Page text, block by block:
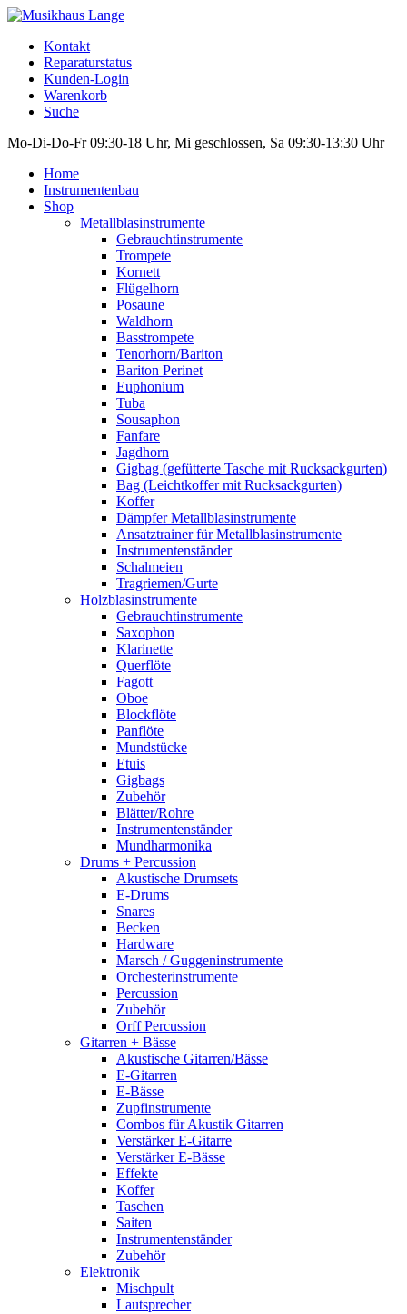
Kontakt
Reparaturstatus
Kunden-Login
Warenkorb
Suche
Mo-Di-Do-Fr 09:30-18 Uhr, Mi geschlossen, Sa 09:30-13:30 Uhr
Home
Instrumentenbau
Shop
Metallblasinstrumente
Gebrauchtinstrumente
Trompete
Kornett
Flügelhorn
Posaune
Waldhorn
Basstrompete
Tenorhorn/Bariton
Bariton Perinet
Euphonium
Tuba
Sousaphon
Fanfare
Jagdhorn
Gigbag (gefütterte Tasche mit Rucksackgurten)
Bag (Leichtkoffer mit Rucksackgurten)
Koffer
Dämpfer Metallblasinstrumente
Ansatztrainer für Metallblasinstrumente
Instrumentenständer
Schalmeien
Tragriemen/Gurte
Holzblasinstrumente
Gebrauchtinstrumente
Saxophon
Klarinette
Querflöte
Fagott
Oboe
Blockflöte
Panflöte
Mundstücke
Etuis
Gigbags
Zubehör
Blätter/Rohre
Instrumentenständer
Mundharmonika
Drums + Percussion
Akustische Drumsets
E-Drums
Snares
Becken
Hardware
Marsch / Guggeninstrumente
Orchesterinstrumente
Percussion
Zubehör
Orff Percussion
Gitarren + Bässe
Akustische Gitarren/Bässe
E-Gitarren
E-Bässe
Zupfinstrumente
Combos für Akustik Gitarren
Verstärker E-Gitarre
Verstärker E-Bässe
Effekte
Koffer
Taschen
Saiten
Instrumentenständer
Zubehör
Elektronik
Mischpult
Lautsprecher